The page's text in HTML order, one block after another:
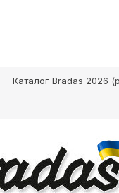
Каталог Bradas 2026